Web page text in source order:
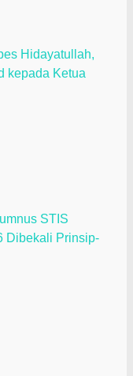
Hidayatullah,
kepada Ketua
STIS
Dibekali Prinsip-